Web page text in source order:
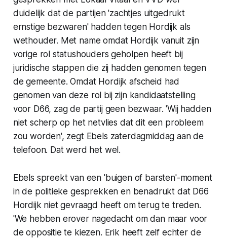
duidelijk dat de partijen 'zachtjes uitgedrukt
ernstige bezwaren' hadden tegen Hordijk als
wethouder. Met name omdat Hordijk vanuit zijn
vorige rol statushouders geholpen heeft bij
juridische stappen die zij hadden genomen tegen
de gemeente. Omdat Hordijk afscheid had
genomen van deze rol bij zijn kandidaatstelling
voor D66, zag de partij geen bezwaar. 'Wij hadden
niet scherp op het netvlies dat dit een probleem
zou worden', zegt Ebels zaterdagmiddag aan de
telefoon. Dat werd het wel.
Ebels spreekt van een 'buigen of barsten'-moment
in de politieke gesprekken en benadrukt dat D66
Hordijk niet gevraagd heeft om terug te treden.
'We hebben erover nagedacht om dan maar voor
de oppositie te kiezen. Erik heeft zelf echter de